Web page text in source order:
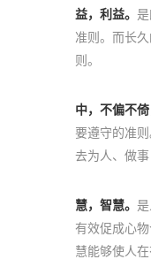
益，利益。
准则。而长
则。
中，不偏不倚
要遵守的准则
去为人、做事
慧，智慧。
有效促成心
慧能够使人